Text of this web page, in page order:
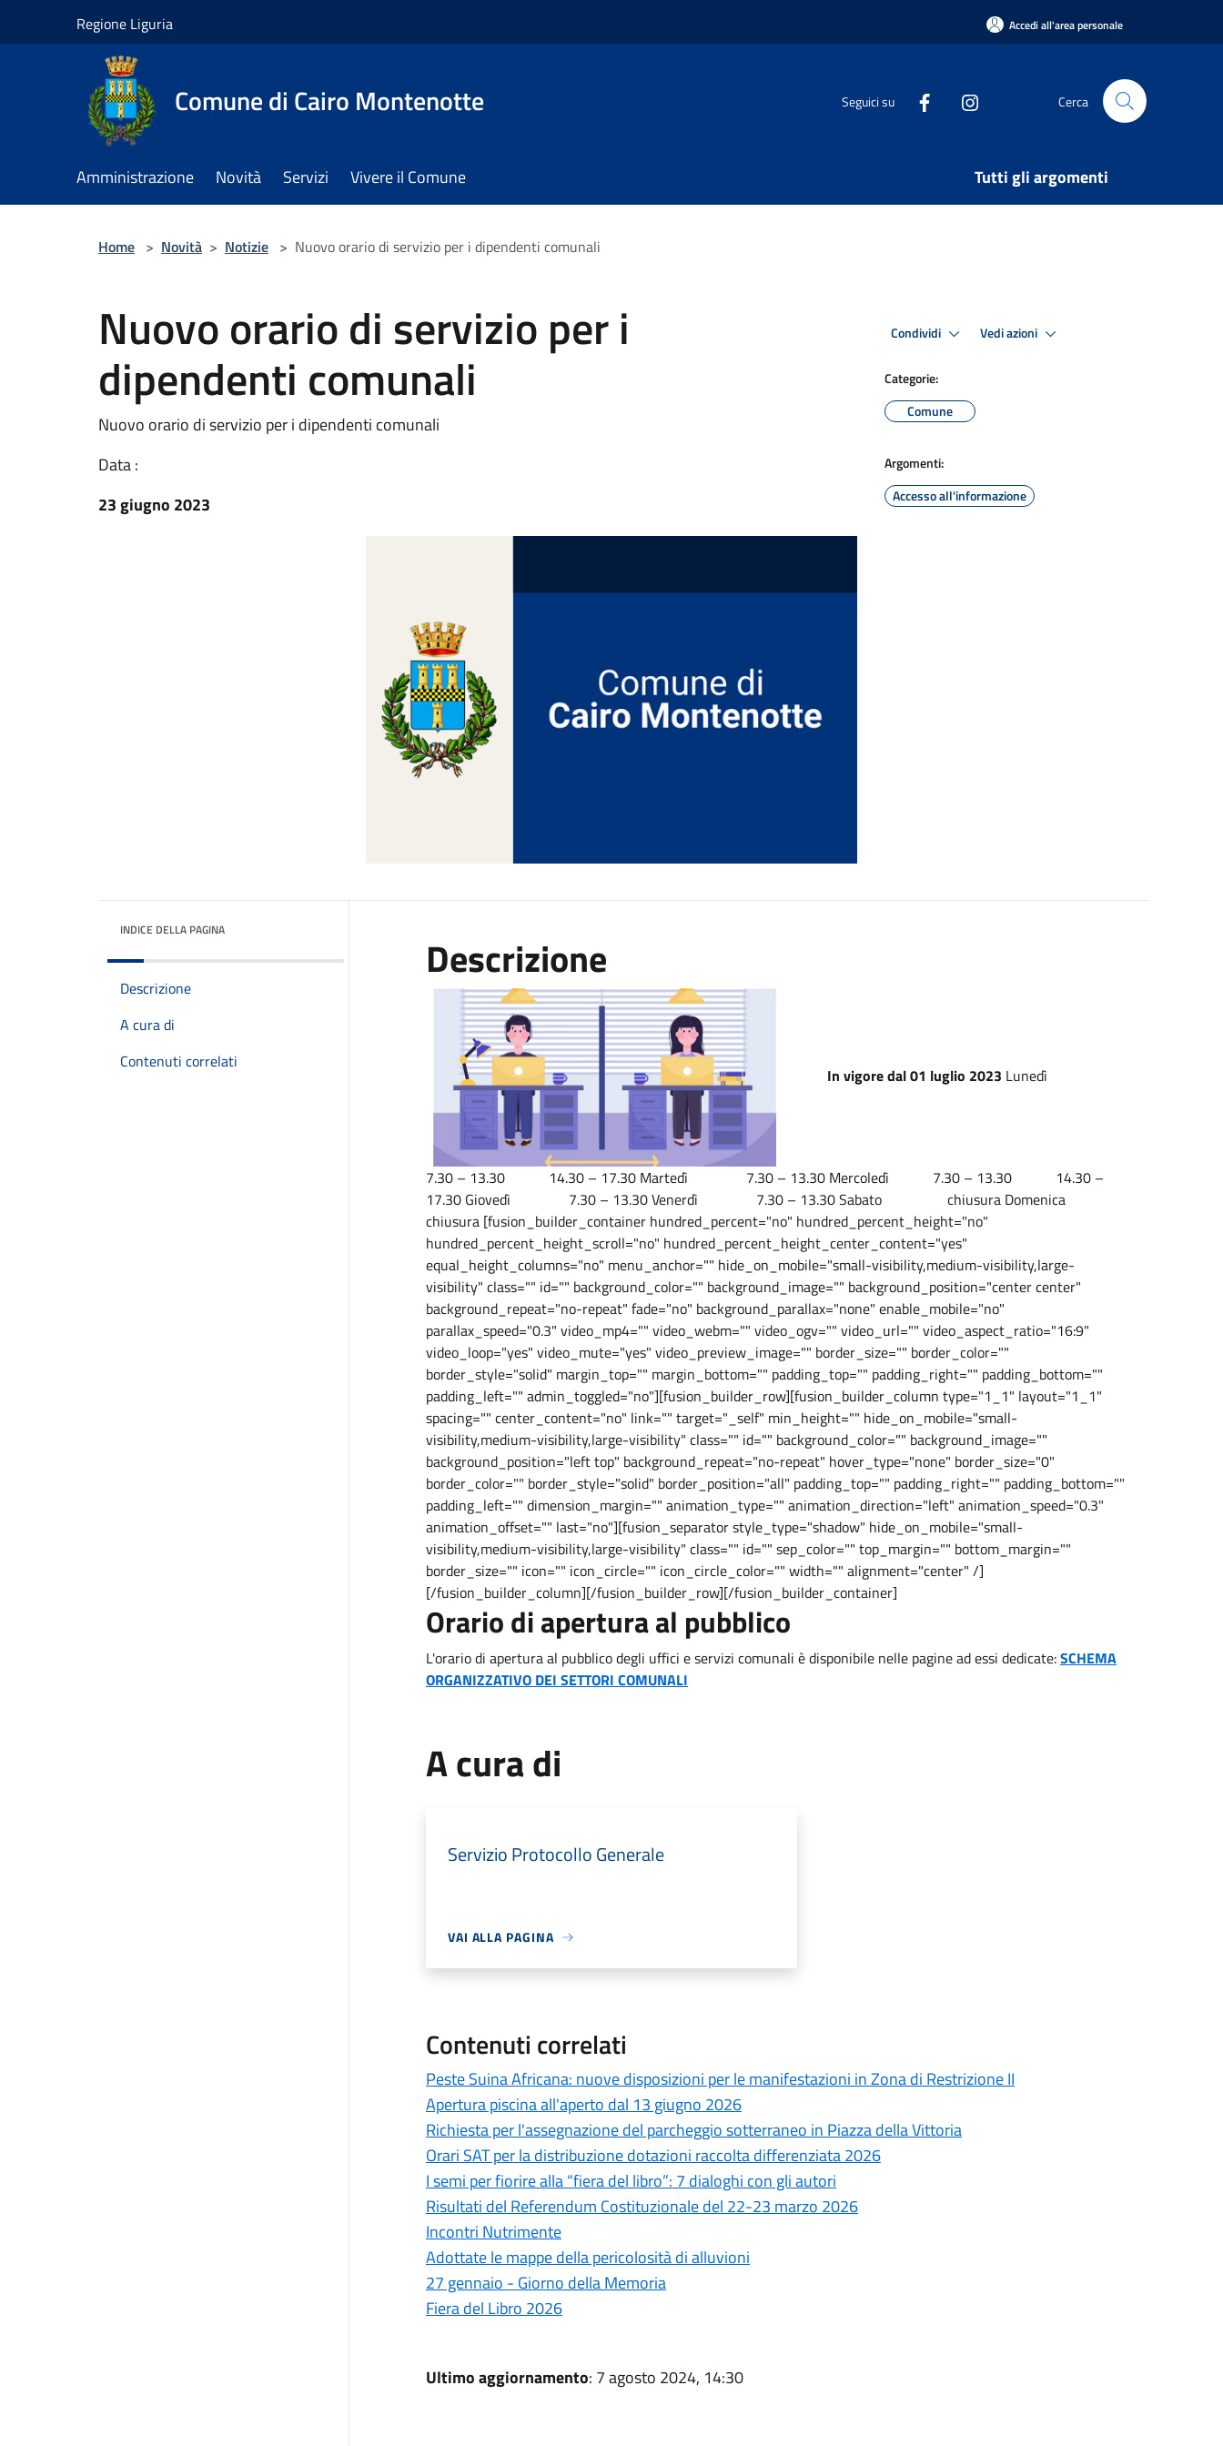
Regione Liguria Accedi all'area personale
Comune di Cairo Montenotte Seguici su Cerca
Amministrazione Novità Servizi Vivere il Comune Tutti gli argomenti
Home > Novità > Notizie > Nuovo orario di servizio per i dipendenti comunali
Nuovo orario di servizio per i
dipendenti comunali
Nuovo orario di servizio per i dipendenti comunali
Data :
23 giugno 2023
Condividi Vedi azioni
Categorie:
Comune
Argomenti:
Accesso all'informazione
INDICE DELLA PAGINA
Descrizione
A cura di
Contenuti correlati
Descrizione
In vigore dal 01 luglio 2023 Lunedì
7.30 – 13.30 14.30 – 17.30 Martedì 7.30 – 13.30 Mercoledì 7.30 – 13.30 14.30 –
17.30 Giovedì 7.30 – 13.30 Venerdì 7.30 – 13.30 Sabato chiusura Domenica
chiusura [fusion_builder_container hundred_percent="no" hundred_percent_height="no"
hundred_percent_height_scroll="no" hundred_percent_height_center_content="yes"
equal_height_columns="no" menu_anchor="" hide_on_mobile="small-visibility,medium-visibility,large-
visibility" class="" id="" background_color="" background_image="" background_position="center center"
background_repeat="no-repeat" fade="no" background_parallax="none" enable_mobile="no"
parallax_speed="0.3" video_mp4="" video_webm="" video_ogv="" video_url="" video_aspect_ratio="16:9"
video_loop="yes" video_mute="yes" video_preview_image="" border_size="" border_color=""
border_style="solid" margin_top="" margin_bottom="" padding_top="" padding_right="" padding_bottom=""
padding_left="" admin_toggled="no"][fusion_builder_row][fusion_builder_column type="1_1" layout="1_1"
spacing="" center_content="no" link="" target="_self" min_height="" hide_on_mobile="small-
visibility,medium-visibility,large-visibility" class="" id="" background_color="" background_image=""
background_position="left top" background_repeat="no-repeat" hover_type="none" border_size="0"
border_color="" border_style="solid" border_position="all" padding_top="" padding_right="" padding_bottom=""
padding_left="" dimension_margin="" animation_type="" animation_direction="left" animation_speed="0.3"
animation_offset="" last="no"][fusion_separator style_type="shadow" hide_on_mobile="small-
visibility,medium-visibility,large-visibility" class="" id="" sep_color="" top_margin="" bottom_margin=""
border_size="" icon="" icon_circle="" icon_circle_color="" width="" alignment="center" /]
[/fusion_builder_column][/fusion_builder_row][/fusion_builder_container]
Orario di apertura al pubblico
L'orario di apertura al pubblico degli uffici e servizi comunali è disponibile nelle pagine ad essi dedicate:SCHEMA
ORGANIZZATIVO DEI SETTORI COMUNALI
A cura di
Servizio Protocollo Generale
VAI ALLA PAGINA
Contenuti correlati
Peste Suina Africana: nuove disposizioni per le manifestazioni in Zona di Restrizione II
Apertura piscina all'aperto dal 13 giugno 2026
Richiesta per l'assegnazione del parcheggio sotterraneo in Piazza della Vittoria
Orari SAT per la distribuzione dotazioni raccolta differenziata 2026
I semi per fiorire alla “fiera del libro”: 7 dialoghi con gli autori
Risultati del Referendum Costituzionale del 22-23 marzo 2026
Incontri Nutrimente
Adottate le mappe della pericolosità di alluvioni
27 gennaio - Giorno della Memoria
Fiera del Libro 2026
Ultimo aggiornamento: 7 agosto 2024, 14:30